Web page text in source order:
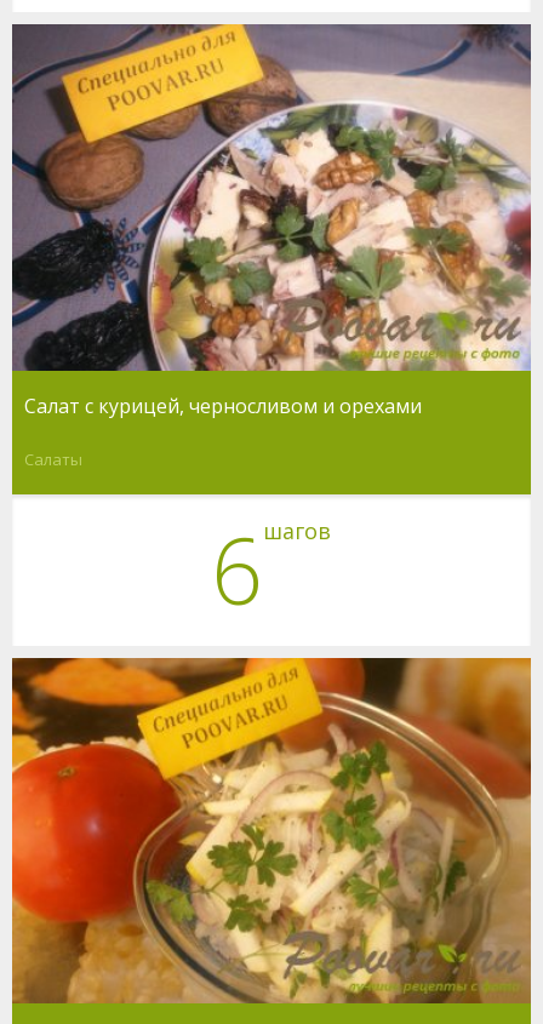
Салат с курицей, черносливом и орехами
Салаты
6 шагов